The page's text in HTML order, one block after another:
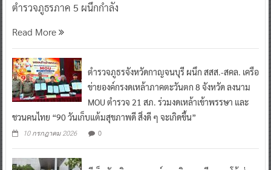
ตำรวจภูธรภาค 5 ผนึกกำลัง
Read More
ตำรวจภูธรจังหวัดกาญจนบุรี ผนึก สสส.-สคล. เครือ
ข่ายองค์กรงดเหล้าภาคตะวันตก 8 จังหวัด ลงนาม
MOU ตำรวจ 21 สภ. ร่วมงดเหล้าเข้าพรรษา และ
ชวนคนไทย “90 วันเก็บแต้มสุขภาพดี สิ่งดี ๆ จะเกิดขึ้น”
10 กรกฎาคม 2026 0